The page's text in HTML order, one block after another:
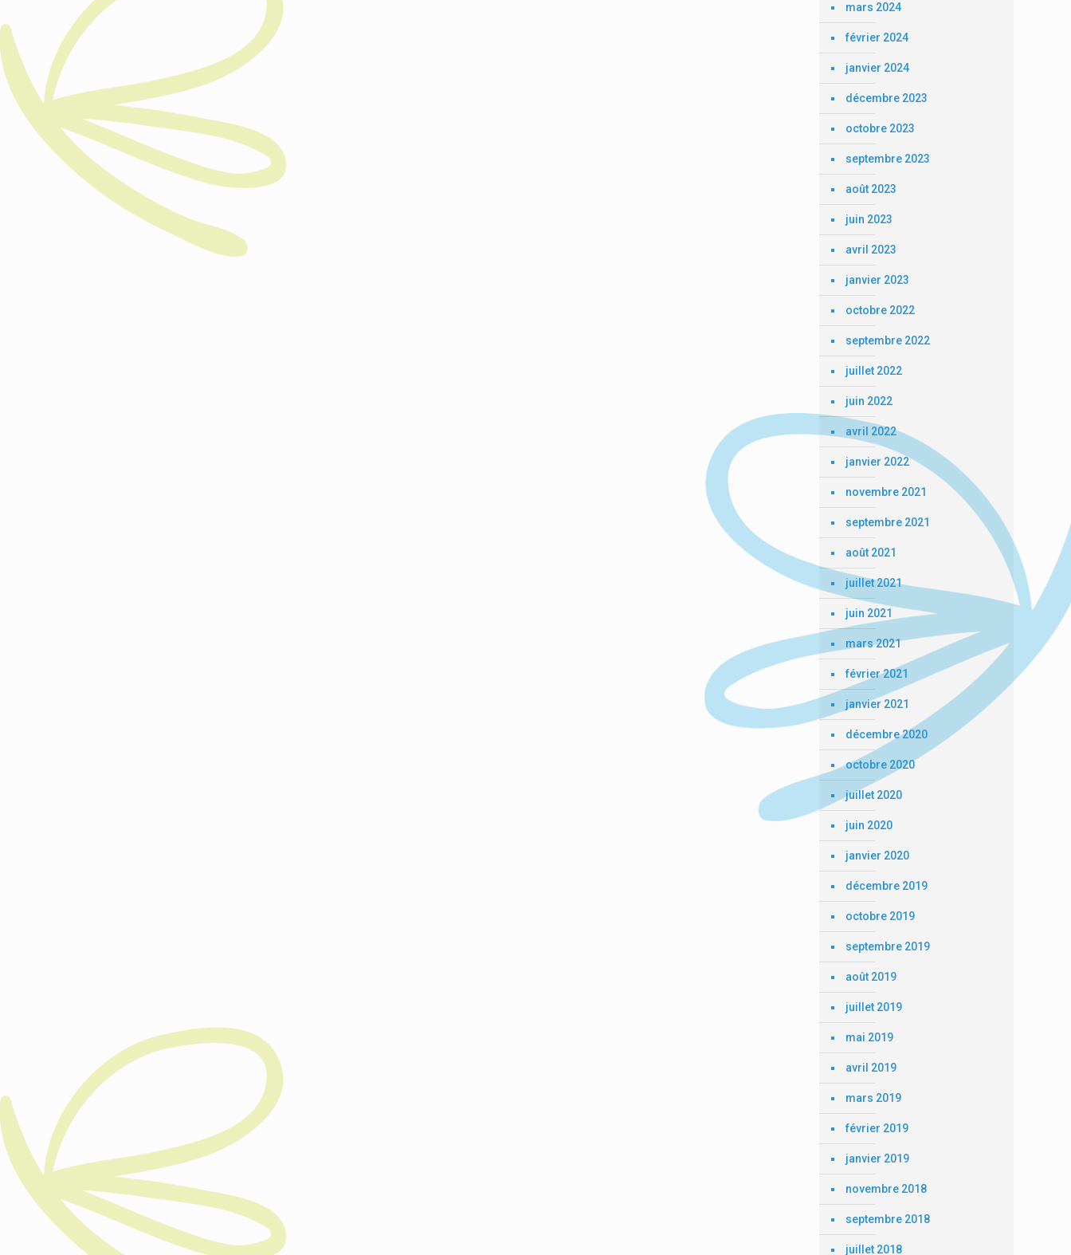
mars 2024
février 2024
janvier 2024
décembre 2023
octobre 2023
septembre 2023
août 2023
juin 2023
avril 2023
janvier 2023
octobre 2022
septembre 2022
juillet 2022
juin 2022
avril 2022
janvier 2022
novembre 2021
septembre 2021
août 2021
juillet 2021
juin 2021
mars 2021
février 2021
janvier 2021
décembre 2020
octobre 2020
juillet 2020
juin 2020
janvier 2020
décembre 2019
octobre 2019
septembre 2019
août 2019
juillet 2019
mai 2019
avril 2019
mars 2019
février 2019
janvier 2019
novembre 2018
septembre 2018
juillet 2018